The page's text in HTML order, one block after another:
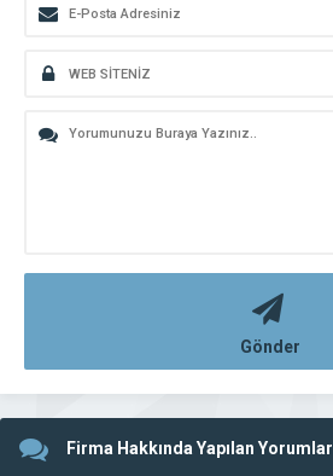
Gönder
Firma Hakkında Yapılan Yorumlar